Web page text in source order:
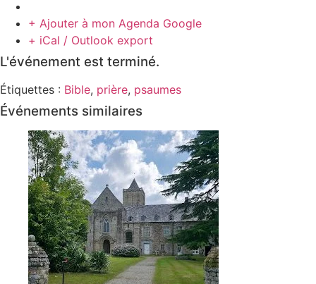
+ Ajouter à mon Agenda Google
+ iCal / Outlook export
L'événement est terminé.
Étiquettes : Bible, prière, psaumes
Événements similaires